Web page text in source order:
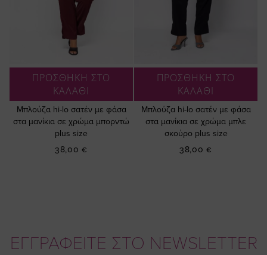
ΠΡΟΣΘΗΚΗ ΣΤΟ
ΚΑΛΑΘΙ
Μπλούζα hi-lo σατέν με φάσα
στα μανίκια σε χρώμα μπορντώ
plus size
38,00 €
ΠΡΟΣΘΗΚΗ ΣΤΟ
ΚΑΛΑΘΙ
Μπλούζα hi-lo σατέν με φάσα
στα μανίκια σε χρώμα μπλε
σκούρο plus size
38,00 €
ΕΓΓΡΑΦΕΙΤΕ ΣΤΟ NEWSLETTER